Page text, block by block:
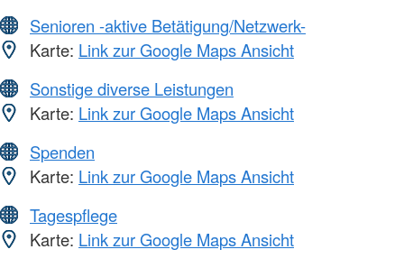
Senioren -aktive Betätigung/Netzwerk-
Karte: Link zur Google Maps Ansicht
Sonstige diverse Leistungen
Karte: Link zur Google Maps Ansicht
Spenden
Karte: Link zur Google Maps Ansicht
Tagespflege
Karte: Link zur Google Maps Ansicht